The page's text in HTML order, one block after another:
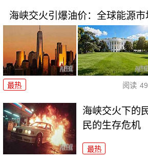
海峡交火引爆油价：全球能源
最热 阅读
海峡交火下的
民的生存危机
最热